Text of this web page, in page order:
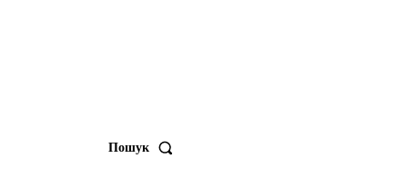
Пошук